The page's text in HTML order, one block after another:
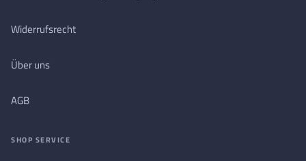
Widerrufsrecht
Über uns
AGB
SHOP SERVICE